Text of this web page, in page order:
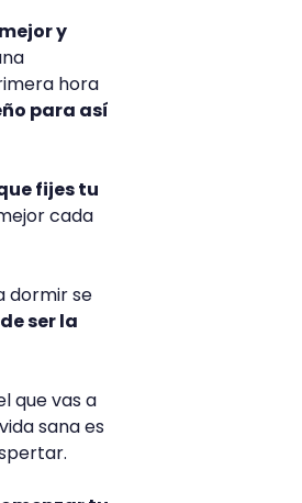
y
hora
para así
fijes tu
cada
dormir se
ser la
que vas a
sana es